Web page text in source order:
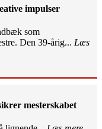
impulser
som
Den 39-årig... Læs
mesterskabet